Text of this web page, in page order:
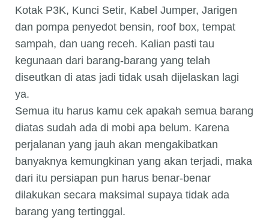
Kotak P3K, Kunci Setir, Kabel Jumper, Jarigen
dan pompa penyedot bensin, roof box, tempat
sampah, dan uang receh. Kalian pasti tau
kegunaan dari barang-barang yang telah
diseutkan di atas jadi tidak usah dijelaskan lagi
ya.
Semua itu harus kamu cek apakah semua barang
diatas sudah ada di mobi apa belum. Karena
perjalanan yang jauh akan mengakibatkan
banyaknya kemungkinan yang akan terjadi, maka
dari itu persiapan pun harus benar-benar
dilakukan secara maksimal supaya tidak ada
barang yang tertinggal.